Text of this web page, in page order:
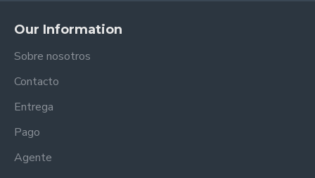
Our Information
Sobre nosotros
Contacto
Entrega
Pago
Agente